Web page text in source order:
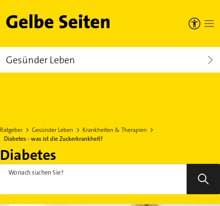
Gelbe Seiten
Gesünder Leben
Ratgeber Gesünder Leben
Krankheiten & Therapien
Diabetes - was ist die Zuckerkrankheit?
Diabetes
Wonach suchen Sie?